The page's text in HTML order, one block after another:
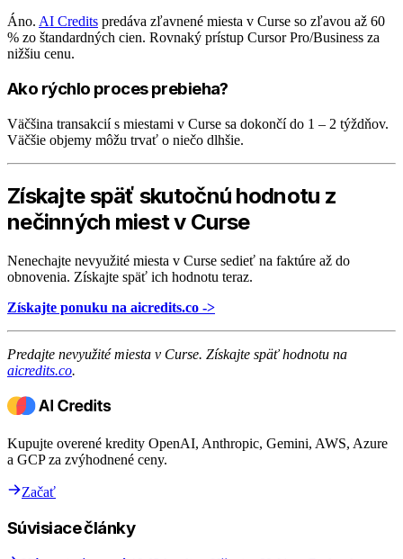
Áno. AI Credits predáva zľavnené miesta v Curse so zľavou až 60
% zo štandardných cien. Rovnaký prístup Cursor Pro/Business za
nižšiu cenu.
Ako rýchlo proces prebieha?
Väčšina transakcií s miestami v Curse sa dokončí do 1 – 2 týždňov.
Väčšie objemy môžu trvať o niečo dlhšie.
Získajte späť skutočnú hodnotu z
nečinných miest v Curse
Nenechajte nevyužité miesta v Curse sedieť na faktúre až do
obnovenia. Získajte späť ich hodnotu teraz.
Získajte ponuku na aicredits.co ->
Predajte nevyužité miesta v Curse. Získajte späť hodnotu na
aicredits.co.
Kupujte overené kredity OpenAI, Anthropic, Gemini, AWS, Azure
a GCP za zvýhodnené ceny.
Začať
Súvisiace články